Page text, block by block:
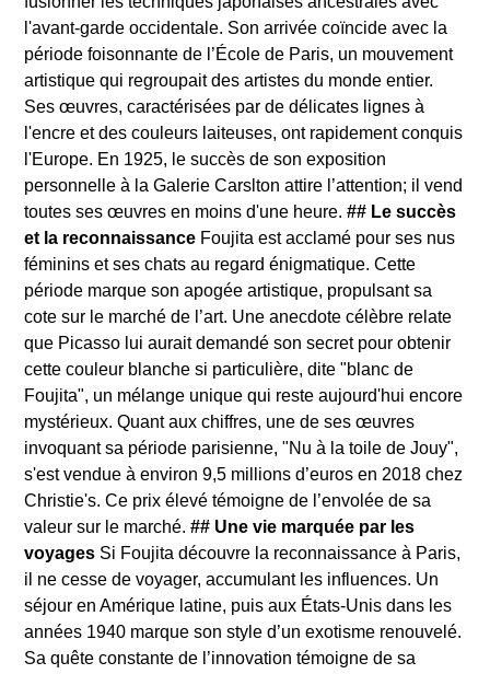
l'avant-garde occidentale. Son arrivée coïncide avec la
période foisonnante de l’École de Paris, un mouvement
artistique qui regroupait des artistes du monde entier.
Ses œuvres, caractérisées par de délicates lignes à
l'encre et des couleurs laiteuses, ont rapidement conquis
l'Europe. En 1925, le succès de son exposition
personnelle à la Galerie Carslton attire l’attention; il vend
toutes ses œuvres en moins d'une heure.## Le succès
et la reconnaissance Foujita est acclamé pour ses nus
féminins et ses chats au regard énigmatique. Cette
période marque son apogée artistique, propulsant sa
cote sur le marché de l’art. Une anecdote célèbre relate
que Picasso lui aurait demandé son secret pour obtenir
cette couleur blanche si particulière, dite "blanc de
Foujita", un mélange unique qui reste aujourd'hui encore
mystérieux. Quant aux chiffres, une de ses œuvres
invoquant sa période parisienne, "Nu à la toile de Jouy",
s'est vendue à environ 9,5 millions d’euros en 2018 chez
Christie's. Ce prix élevé témoigne de l’envolée de sa
valeur sur le marché.## Une vie marquée par les
voyages Si Foujita découvre la reconnaissance à Paris,
il ne cesse de voyager, accumulant les influences. Un
séjour en Amérique latine, puis aux États-Unis dans les
années 1940 marque son style d’un exotisme renouvelé.
Sa quête constante de l’innovation témoigne de sa